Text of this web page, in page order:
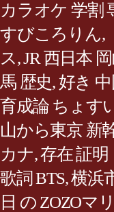
カラオケ 学割
すびころりん,
ス,JR 西日本
馬 歴史, 好き
育成論 ちょす
山から東京 新
カナ,存在 証
歌詞 BTS,横浜
日 の ZOZOマ